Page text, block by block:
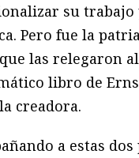
su
Pero fue la
las relegaron
libro de
creadora.
a estas